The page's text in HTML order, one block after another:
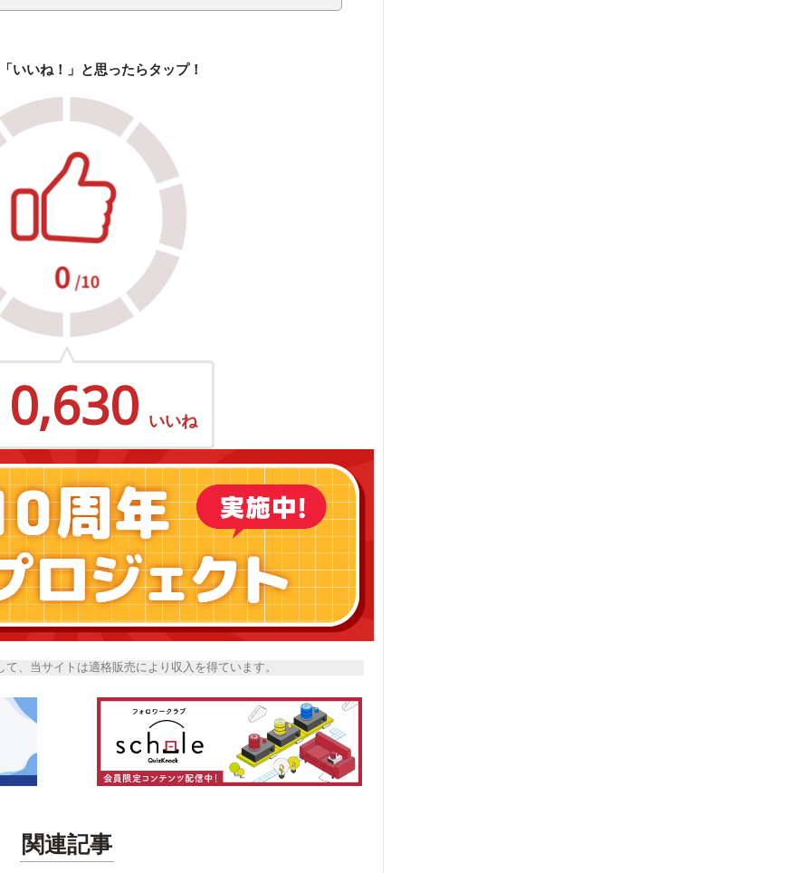
いいね！」と思ったらタップ！
いいね
、当サイトは適格販売により収入を得ています。
関連記事